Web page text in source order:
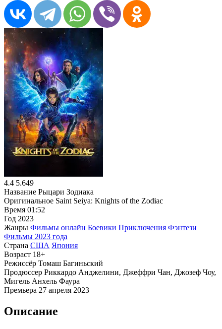
4.4 5.649
Название Рыцари Зодиака
Оригинальное Saint Seiya: Knights of the Zodiac
Время 01:52
Год 2023
Жанры Фильмы онлайн Боевики Приключения Фэнтези
Фильмы 2023 года
Страна США Япония
Возраст 18+
Режиссёр Томаш Багиньский
Продюссер Риккардо Анджелини, Джеффри Чан, Джозеф Чоу,
Мигель Анхель Фаура
Премьера 27 апреля 2023
Описание